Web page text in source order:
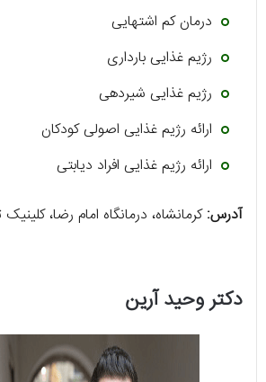
درمان کم اشتهایی
رژیم غذایی بارداری
رژیم غذایی شیردهی
ارائه رژیم غذایی اصولی کودکان
ارائه رژیم غذایی افراد دیابتی
آدرس:کرمانشاه، درمانگاه امام رضا،
دکتر وحید آرین